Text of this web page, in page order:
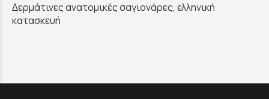
Δερμάτινες ανατομικές σαγιονάρες, ελληνική
κατασκευή